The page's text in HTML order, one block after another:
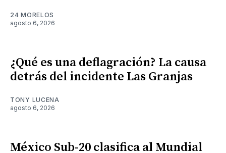
24 MORELOS
agosto 6, 2026
¿Qué es una deflagración? La causa
detrás del incidente Las Granjas
TONY LUCENA
agosto 6, 2026
México Sub-20 clasifica al Mundial